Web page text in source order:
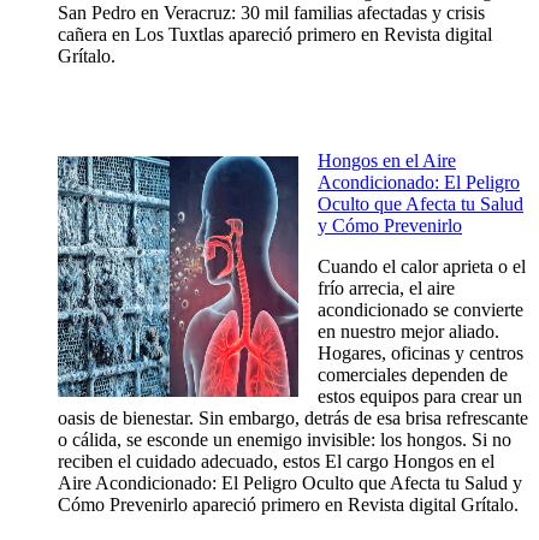
San Pedro en Veracruz: 30 mil familias afectadas y crisis
cañera en Los Tuxtlas apareció primero en Revista digital
Grítalo.
Hongos en el Aire
Acondicionado: El Peligro
Oculto que Afecta tu Salud
y Cómo Prevenirlo
Cuando el calor aprieta o el
frío arrecia, el aire
acondicionado se convierte
en nuestro mejor aliado.
Hogares, oficinas y centros
comerciales dependen de
estos equipos para crear un
oasis de bienestar. Sin embargo, detrás de esa brisa refrescante
o cálida, se esconde un enemigo invisible: los hongos. Si no
reciben el cuidado adecuado, estos El cargo Hongos en el
Aire Acondicionado: El Peligro Oculto que Afecta tu Salud y
Cómo Prevenirlo apareció primero en Revista digital Grítalo.